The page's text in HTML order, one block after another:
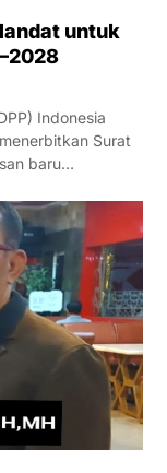
untuk
Indonesia
Surat
baru…